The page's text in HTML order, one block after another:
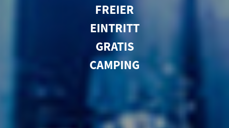
FREIER
EINTRITT
GRATIS
CAMPING